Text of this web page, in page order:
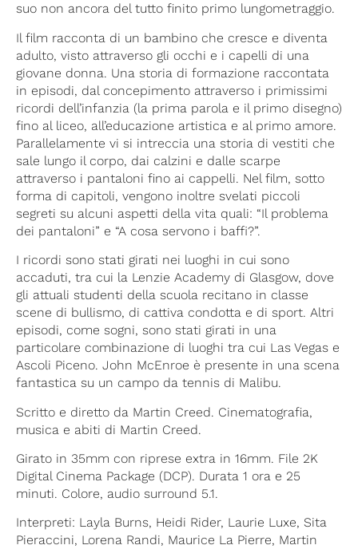
suo non ancora del tutto finito primo lungometraggio.
Il film racconta di un bambino che cresce e diventa
adulto, visto attraverso gli occhi e i capelli di una
giovane donna. Una storia di formazione raccontata
in episodi, dal concepimento attraverso i primissimi
ricordi dell’infanzia (la prima parola e il primo disegno)
fino al liceo, all’educazione artistica e al primo amore.
Parallelamente vi si intreccia una storia di vestiti che
sale lungo il corpo, dai calzini e dalle scarpe
attraverso i pantaloni fino ai cappelli. Nel film, sotto
forma di capitoli, vengono inoltre svelati piccoli
segreti su alcuni aspetti della vita quali: “Il problema
dei pantaloni” e “A cosa servono i baffi?”.
I ricordi sono stati girati nei luoghi in cui sono
accaduti, tra cui la Lenzie Academy di Glasgow, dove
gli attuali studenti della scuola recitano in classe
scene di bullismo, di cattiva condotta e di sport. Altri
episodi, come sogni, sono stati girati in una
particolare combinazione di luoghi tra cui Las Vegas e
Ascoli Piceno. John McEnroe è presente in una scena
fantastica su un campo da tennis di Malibu.
Scritto e diretto da Martin Creed. Cinematografia,
musica e abiti di Martin Creed.
Girato in 35mm con riprese extra in 16mm. File 2K
Digital Cinema Package (DCP). Durata 1 ora e 25
minuti. Colore, audio surround 5.1.
Interpreti: Layla Burns, Heidi Rider, Laurie Luxe, Sita
Pieraccini, Lorena Randi, Maurice La Pierre, Martin